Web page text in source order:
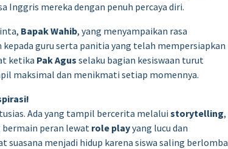
Inggris mereka dengan penuh percaya diri.
Bapak Wahib, yang menyampaikan rasa
kepada guru serta panitia yang telah mempersiapkan
ketika Pak Agus selaku bagian kesiswaan turut
maksimal dan menikmati setiap momennya.
Ada yang tampil bercerita melalui storytelling,
bermain peran lewat role playyang lucu dan
suasana menjadi hidup karena siswa saling berlomba